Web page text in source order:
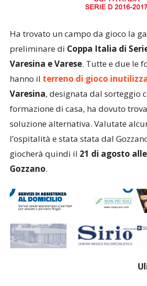
Ha trovato un campo da gioco la
preliminare di Coppa Italia di
Varesina e Varese. Tutte e due le
hanno il terreno di gioco
Varesina, designata dal sorteggio
formazione di casa, ha dovuto
soluzione alternativa. Valutate
l’ospitalità e stata stata dal
giocherà quindi il 21 di agosto
Gozzano.